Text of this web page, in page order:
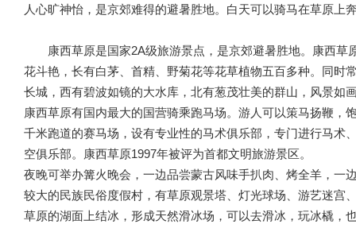
人心旷神怡，是京郊难得的避暑胜地。白天可以骑马在草原上
康西草原是国家2A级旅游景点，是京郊避暑胜地。康西
花斗艳，长有白茅、首精、野菊花等花草植物五百多种。同时
长城，西有碧波如镜的大水库，北有葱茂壮美的群山，风景如
康西草原有国内最大的国营骑乘跑马场。游人可以策马扬鞭
千米跑道的赛马场，设有专业性的马术俱乐部，专门进行马术
空俱乐部。康西草原1997年被评为首都文明旅游景区。
夜晚可举办篝火晚会，一边品尝蒙古风味手扒肉、烤全羊，一
较大的民族民俗度假村，有草原观景塔、灯光球场、游艺迷宫
草原的湖面上结冰，形成天然滑冰场，可以去滑冰，玩冰橇，